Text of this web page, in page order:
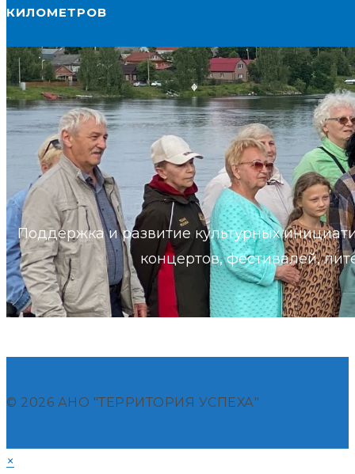
КИЛОМЕТРОВ
Поддержка и развитие культурных
концертов, фестивалей,
© 2026 АНО "ТЕРРИТОРИЯ УСПЕХА"
×